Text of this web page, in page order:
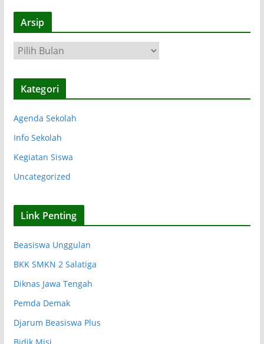
Arsip
r
s
Kategori
Agenda Sekolah
Info Sekolah
Kegiatan Siswa
Uncategorized
Link Penting
Beasiswa Unggulan
BKK SMKN 2 Salatiga
Diknas Jawa Tengah
Pemda Demak
Djarum Beasiswa Plus